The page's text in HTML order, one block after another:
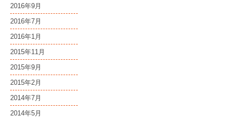
2016年9月
2016年7月
2016年1月
2015年11月
2015年9月
2015年2月
2014年7月
2014年5月